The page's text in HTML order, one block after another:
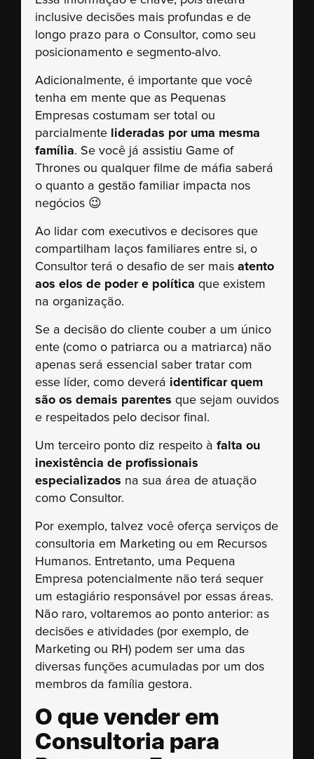
inclusive decisões mais profundas e de
longo prazo para o Consultor, como seu
posicionamento e segmento-alvo.
Adicionalmente, é importante que você
tenha em mente que as Pequenas
Empresas costumam ser total ou
parcialmente
lideradas por uma mesma
família. Se você já assistiu Game of
Thrones ou qualquer filme de máfia saberá
o quanto a gestão familiar impacta nos
negócios 😉
Ao lidar com executivos e decisores que
compartilham laços familiares entre si, o
Consultor terá o desafio de ser mais atento
aos elos de poder e política que existem
na organização.
Se a decisão do cliente couber a um único
ente (como o patriarca ou a matriarca) não
apenas será essencial saber tratar com
esse líder, como deverá identificar quem
são os demais parentes que sejam ouvidos
e respeitados pelo decisor final.
Um terceiro ponto diz respeito à falta ou
inexistência de profissionais
especializados na sua área de atuação
como Consultor.
Por exemplo, talvez você oferça serviços de
consultoria em Marketing ou em Recursos
Humanos. Entretanto, uma Pequena
Empresa potencialmente não terá sequer
um estagiário responsável por essas áreas.
Não raro, voltaremos ao ponto anterior: as
decisões e atividades (por exemplo, de
Marketing ou RH) podem ser uma das
diversas funções acumuladas por um dos
membros da família gestora.
O que vender em
Consultoria para